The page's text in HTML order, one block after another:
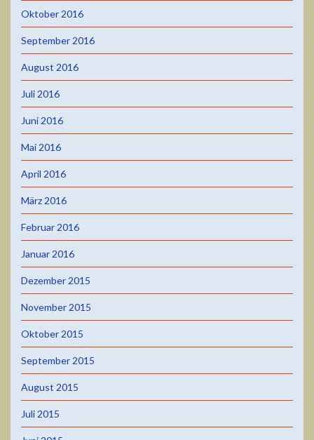
Oktober 2016
September 2016
August 2016
Juli 2016
Juni 2016
Mai 2016
April 2016
März 2016
Februar 2016
Januar 2016
Dezember 2015
November 2015
Oktober 2015
September 2015
August 2015
Juli 2015